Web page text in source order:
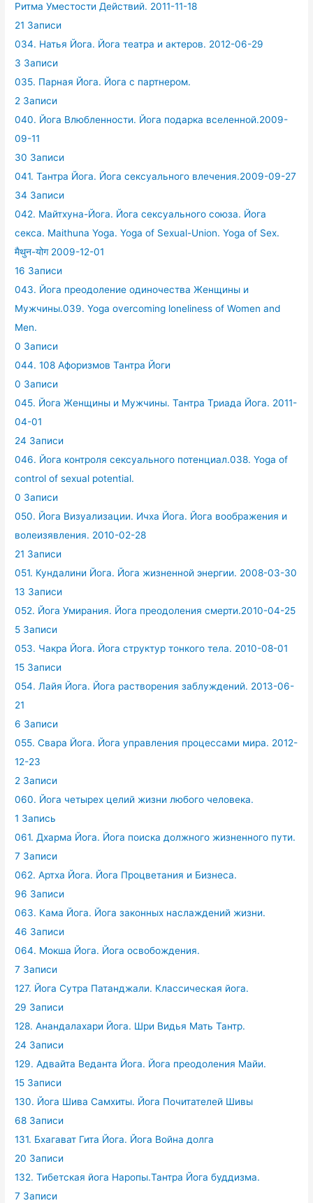
Ритма Уместости Действий. 2011-11-18
21 Записи
034. Натья Йога. Йога театра и актеров. 2012-06-29
3 Записи
035. Парная Йога. Йога с партнером.
2 Записи
040. Йога Влюбленности. Йога подарка вселенной.2009-
09-11
30 Записи
041. Тантра Йога. Йога сексуального влечения.2009-09-27
34 Записи
042. Майтхуна-Йога. Йога сексуального союза. Йога
секса. Maithuna Yoga. Yoga of Sexual-Union. Yoga of Sex.
मैथुन-योग 2009-12-01
16 Записи
043. Йога преодоление одиночества Женщины и
Мужчины.039. Yoga overcoming loneliness of Women and
Men.
0 Записи
044. 108 Афоризмов Тантра Йоги
0 Записи
045. Йога Женщины и Мужчины. Тантра Триада Йога. 2011-
04-01
24 Записи
046. Йога контроля сексуального потенциал.038. Yoga of
control of sexual potential.
0 Записи
050. Йога Визуализации. Ичха Йога. Йога воображения и
волеизявления. 2010-02-28
21 Записи
051. Кундалини Йога. Йога жизненной энергии. 2008-03-30
13 Записи
052. Йога Умирания. Йога преодоления смерти.2010-04-25
5 Записи
053. Чакра Йога. Йога структур тонкого тела. 2010-08-01
15 Записи
054. Лайя Йога. Йога растворения заблуждений. 2013-06-
21
6 Записи
055. Свара Йога. Йога управления процессами мира. 2012-
12-23
2 Записи
060. Йога четырех целий жизни любого человека.
1 Запись
061. Дхарма Йога. Йога поиска должного жизненного пути.
7 Записи
062. Артха Йога. Йога Процветания и Бизнеса.
96 Записи
063. Кама Йога. Йога законных наслаждений жизни.
46 Записи
064. Мокша Йога. Йога освобождения.
7 Записи
127. Йога Сутра Патанджали. Классическая йога.
29 Записи
128. Анандалахари Йога. Шри Видья Мать Тантр.
24 Записи
129. Адвайта Веданта Йога. Йога преодоления Майи.
15 Записи
130. Йога Шива Самхиты. Йога Почитателей Шивы
68 Записи
131. Бхагават Гита Йога. Йога Война долга
20 Записи
132. Тибетская йога Наропы.Тантра Йога буддизма.
7 Записи